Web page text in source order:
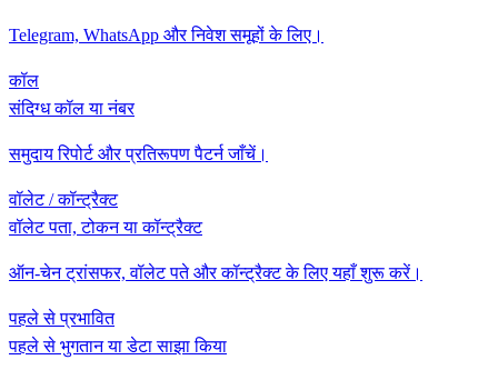
Telegram, WhatsApp और निवेश समूहों के लिए।
कॉल
संदिग्ध कॉल या नंबर
समुदाय रिपोर्ट और प्रतिरूपण पैटर्न जाँचें।
वॉलेट / कॉन्ट्रैक्ट
वॉलेट पता, टोकन या कॉन्ट्रैक्ट
ऑन-चेन ट्रांसफर, वॉलेट पते और कॉन्ट्रैक्ट के लिए यहाँ शुरू करें।
पहले से प्रभावित
पहले से भुगतान या डेटा साझा किया